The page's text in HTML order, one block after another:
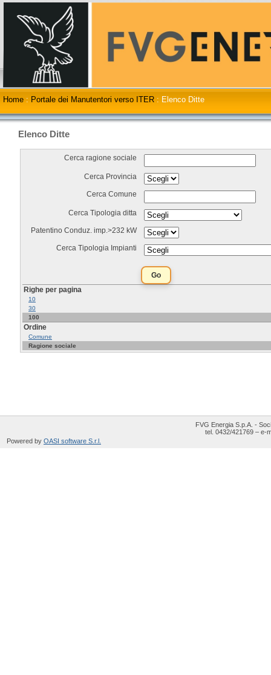
Home : Portale dei Manutentori verso ITER : Elenco Ditte
Elenco Ditte
Cerca ragione sociale
Cerca Provincia
Cerca Comune
Cerca Tipologia ditta
Patentino Conduz. imp.>232 kW
Cerca Tipologia Impianti
Righe per pagina
10
30
100
Ordine
Comune
Ragione sociale
FVG Energia S.p.A. -
tel. 0432/421769 – e-
Powered by OASI software S.r.l.